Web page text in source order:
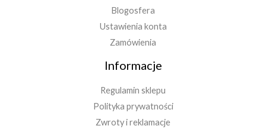
Blogosfera
Ustawienia konta
Zamówienia
Informacje
Regulamin sklepu
Polityka prywatności
Zwroty i reklamacje